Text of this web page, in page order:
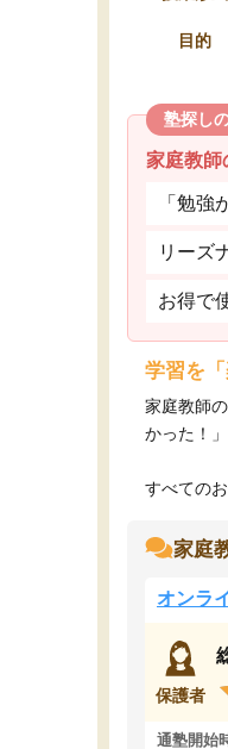
目的
塾探し
家庭教師
「勉
リーズ
お得で
学習を
家庭教師
かった！
すべての
家庭
オンラ
保護者
通塾開始